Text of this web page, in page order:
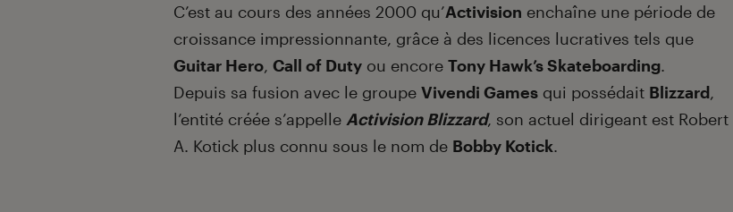
C’est au cours des années 2000 qu’Activision enchaîne une période de
croissance impressionnante, grâce à des licences lucratives tels que
Guitar Hero, Call of Duty ou encore Tony Hawk’s Skateboarding.
Depuis sa fusion avec le groupe Vivendi Games qui possédait Blizzard,
l’entité créée s’appelle Activision Blizzard, son actuel dirigeant est Robert
A. Kotick plus connu sous le nom de Bobby Kotick.